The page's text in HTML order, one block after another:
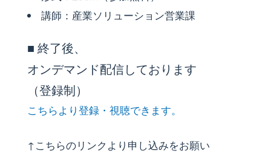
講師：産業ソリューション営業課
■ 終了後、​
オンデマンド配信しております​
（登録制）
こちらより​登録・視聴できます。
↑こちらの​リンクより​申し込みを​お願い​